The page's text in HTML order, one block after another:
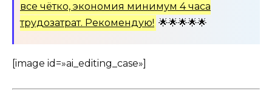
все чётко, экономия минимум 4 часа
трудозатрат. Рекомендую! 🌟🌟🌟🌟🌟
[image id=»ai_editing_case»]